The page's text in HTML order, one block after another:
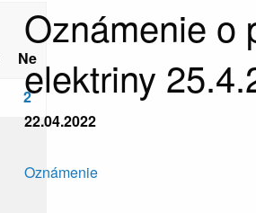
Ne
2
Oznámenie o
elektriny
22.04.2022
Oznámenie